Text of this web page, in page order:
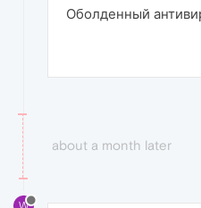
Оболденный
about a month later